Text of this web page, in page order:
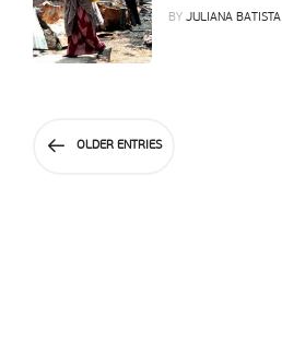
BYJULIANA BATISTA
OLDER ENTRIES